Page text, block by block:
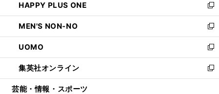
く
で
開
く
ド
ウ
で
開
く
ィ
ン
ド
ウ
で
開
く
い
ウ
ィ
ン
ド
ウ
で
開
HAPPY PLUS ONE
新
し
い
ウ
ィ
ン
ド
ウ
MEN'S NON-NO
新
し
い
ウ
ィ
ン
UOMO
新
し
い
ウ
集英社オンライン
新
し
芸能・情報・スポーツ